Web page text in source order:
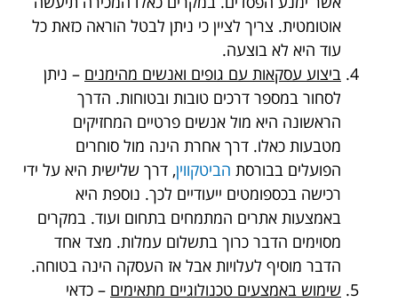
אוטומטית. צריך לציין כי ניתן לבטל הוראה כזאת כל
עוד היא לא בוצעה.
ביצוע עסקאות עם גופים ואנשים מהימנים – ניתן
לסחור במספר דרכים טובות ובטוחות. הדרך
הראשונה היא מול אנשים פרטיים המחזיקים
מטבעות כאלו. דרך אחרת הינה מול סוחרים
הפועלים בבורסת הביטקווין, דרך שלישית היא על ידי
רכישה בכספומטים ייעודיים לכך. נוספת היא
באמצעות אתרים המתמחים בתחום ועוד. במקרים
מסוימים הדבר כרוך בתשלום עמלות. מצד אחד
הדבר מוסיף לעלויות אבל אז העסקה הינה בטוחה.
שימוש באמצעים טכנולוגיים מתאימים – כדאי